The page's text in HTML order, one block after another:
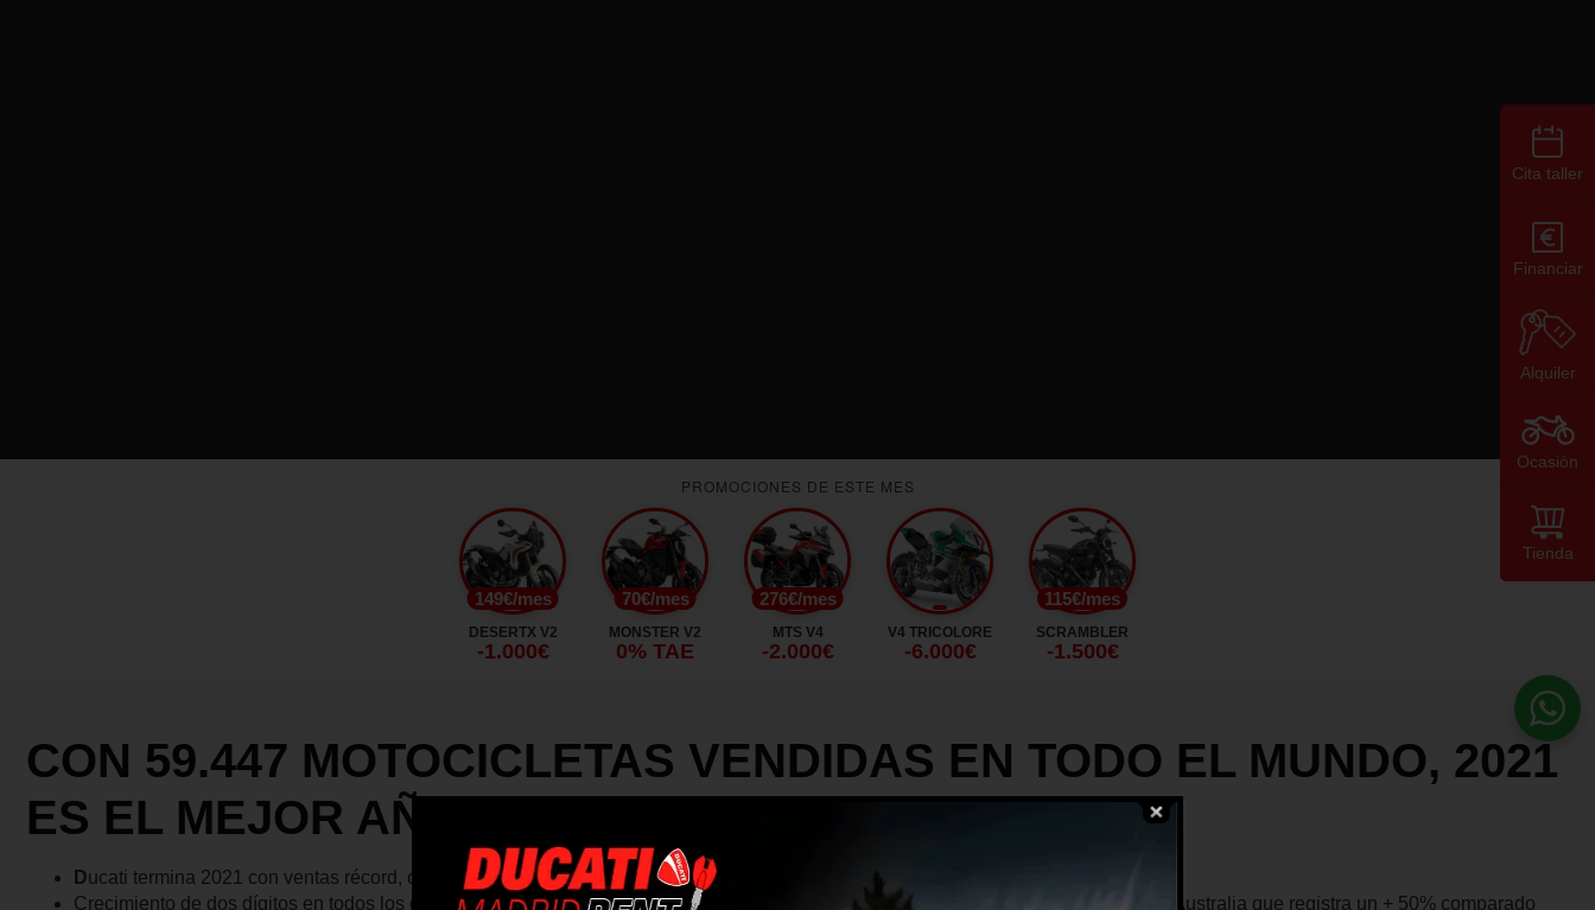
PROMOCIONES DE ESTE MES
149€/mes
DESERTX V2
-1.000€
70€/mes
MONSTER V2
0% TAE
276€/mes
MTS V4
-2.000€
V4 TRICOLORE
-6.000€
115€/mes
SCRAMBLER
-1.500€
CON 59.447 MOTOCICLETAS VENDIDAS EN TODO EL MUNDO, 2021
ES EL MEJOR AÑO DUCATI DE LA HISTORIA
Ducati termina 2021 con ventas récord, creciendo globalmente un + 24% respecto a 2020 y un + 12% respecto a 2019.
Crecimiento de dos dígitos en todos los grandes países incluyendo Estados Unidos, que recupera el lugar principal del mercado, y Australia que registra un + 50% comparado
Cita taller
Financiar
Alquiler
Ocasión
Tienda